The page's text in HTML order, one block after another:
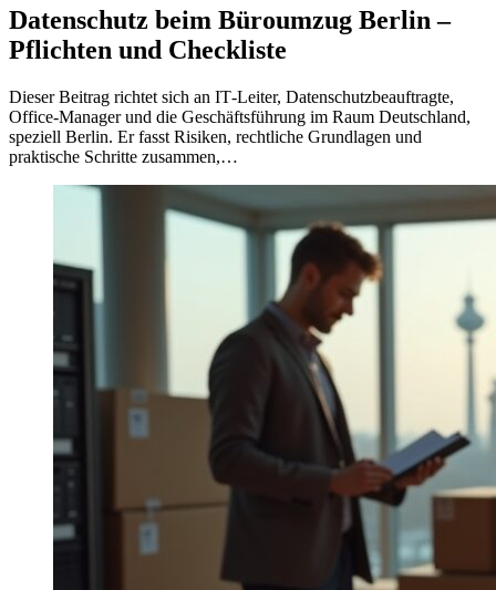
Datenschutz beim Büroumzug Berlin –
Pflichten und Checkliste
Dieser Beitrag richtet sich an IT‑Leiter, Datenschutzbeauftragte,
Office‑Manager und die Geschäftsführung im Raum Deutschland,
speziell Berlin. Er fasst Risiken, rechtliche Grundlagen und
praktische Schritte zusammen,…